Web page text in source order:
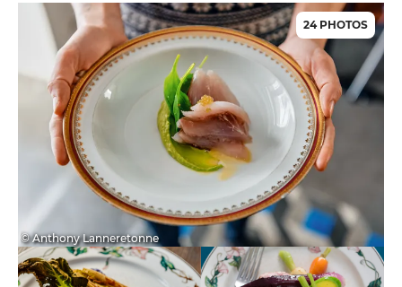
© Anthony Lanneretonne
24 PHOTOS